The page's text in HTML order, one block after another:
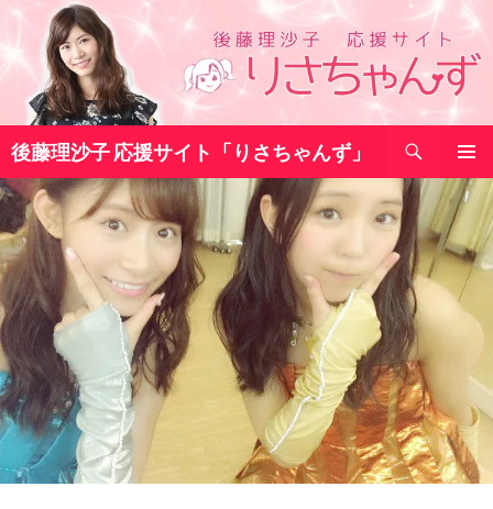
コ
テ
へ
ス
キ
ッ
プ
後藤理沙子 応援サイト「りさちゃんず」
索
メインメ
ニュー